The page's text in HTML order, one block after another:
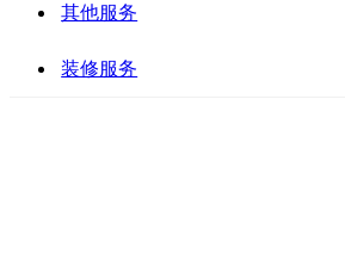
其他服务
装修服务